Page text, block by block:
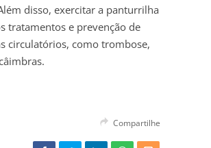
disso, exercitar a panturrilha
tratamentos e prevenção de
circulatórios, como trombose,
Compartilhe